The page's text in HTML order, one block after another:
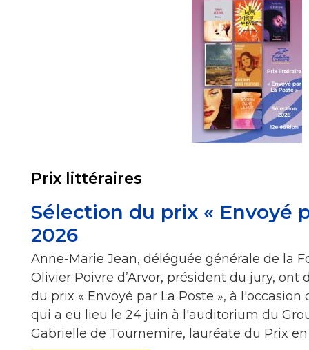
Prix littéraires
Sélection du prix « Envoyé
2026
Anne-Marie Jean, déléguée générale de la
Olivier Poivre d’Arvor, président du jury, ont
du prix « Envoyé par La Poste », à
qui a eu lieu le 24 juin à l'auditorium du
Gabrielle de Tournemire, lauréate du Prix